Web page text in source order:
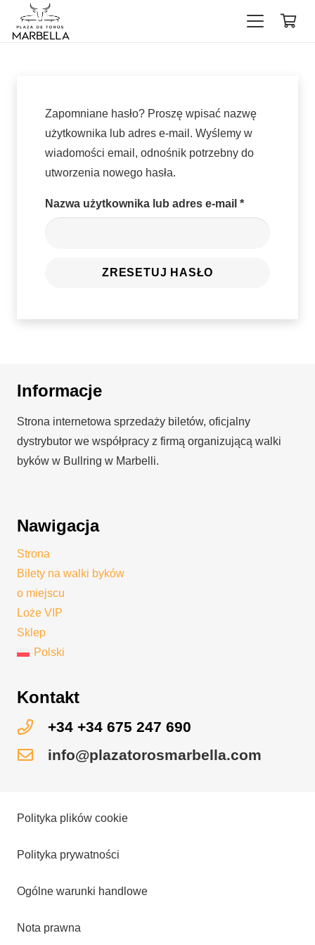
Zapomniane hasło? Proszę wpisać nazwę
użytkownika lub adres e-mail. Wyślemy w
wiadomości email, odnośnik potrzebny do
utworzenia nowego hasła.
Nazwa użytkownika lub adres e-mail *Wymagane
ZRESETUJ HASŁO
Informacje
Strona internetowa sprzedaży biletów, oficjalny
dystrybutor we współpracy z firmą organizującą walki
byków w Bullring w Marbelli.
Nawigacja
Strona
Bilety na walki byków
o miejscu
Loże VIP
Sklep
Polski
Kontakt
+34 +34 675 247 690
info@plazatorosmarbella.com
Polityka plików cookie
Polityka prywatności
Ogólne warunki handlowe
Nota prawna